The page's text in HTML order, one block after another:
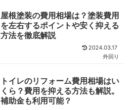
屋根塗装の費用相場は？塗装費用
を左右するポイントや安く抑える
方法を徹底解説
2024.03.17
外回り
トイレのリフォーム費用相場はい
くら？費用を抑える方法も解説。
補助金も利用可能？